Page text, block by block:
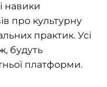
навики
про культурну
практик. Усі
будуть
платформи.